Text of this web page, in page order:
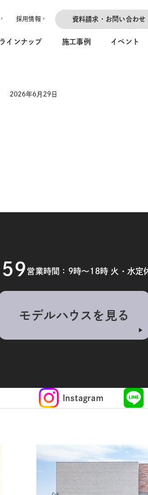
採用情報 資料請求・お問い合わせ
ラインナップ 施工事例 イベント
2026年6月29日
営業時間：9時～18時 火・水定
モデルハウスを見る
Instagram